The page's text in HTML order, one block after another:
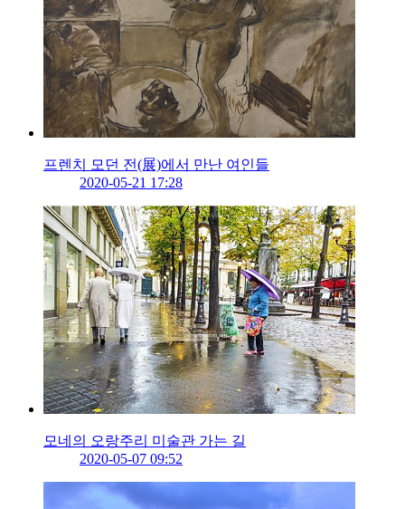
프렌치 모던 전(展)에서 만난 여인들
2020-05-21 17:28
모네의 오랑주리 미술관 가는 길
2020-05-07 09:52